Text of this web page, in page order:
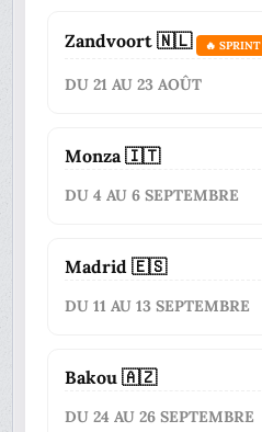
Zandvoort 🇳🇱 🔥 SPRINT
DU 21 AU 23 AOÛT
Monza 🇮🇹
DU 4 AU 6 SEPTEMBRE
Madrid 🇪🇸
DU 11 AU 13 SEPTEMBRE
Bakou 🇦🇿
DU 24 AU 26 SEPTEMBRE